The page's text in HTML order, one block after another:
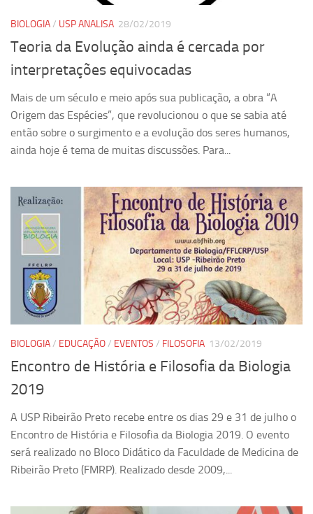
Cíntia Rosa Pereira de Lima
Cristina Godoy Bernardo de Oliveira (FDRP)
Evandro Eduardo Seron Ruiz
Fabiana Cristina Severi (FDRP)
Fernando de Lima Caneppele
Geciane Silveira Porto
Maria Paula Costa Bertran
Professores Seniores Encerrados
Institucional
Polo Ribeirão Preto
Equipe
Estrutura do polo
Espaço de Eventos
Ciência com Pipoca
USP Analisa
Publicações
BIOLOGIA/ USP ANALISA 28/02/2019
Teoria da Evolução ainda é cercada por
interpretações equivocadas
Mais de um século e meio após sua publicação, a obra “A
Origem das Espécies”, que revolucionou o que se sabia até
então sobre o surgimento e a evolução dos seres humanos,
ainda hoje é tema de muitas discussões. Para...
BIOLOGIA/ EDUCAÇÃO/ EVENTOS / FILOSOFIA 13/02/2019
Encontro de História e Filosofia da Biologia
2019
A USP Ribeirão Preto recebe entre os dias 29 e 31 de julho o
Encontro de História e Filosofia da Biologia 2019. O evento
será realizado no Bloco Didático da Faculdade de Medicina de
Ribeirão Preto (FMRP). Realizado desde 2009,...